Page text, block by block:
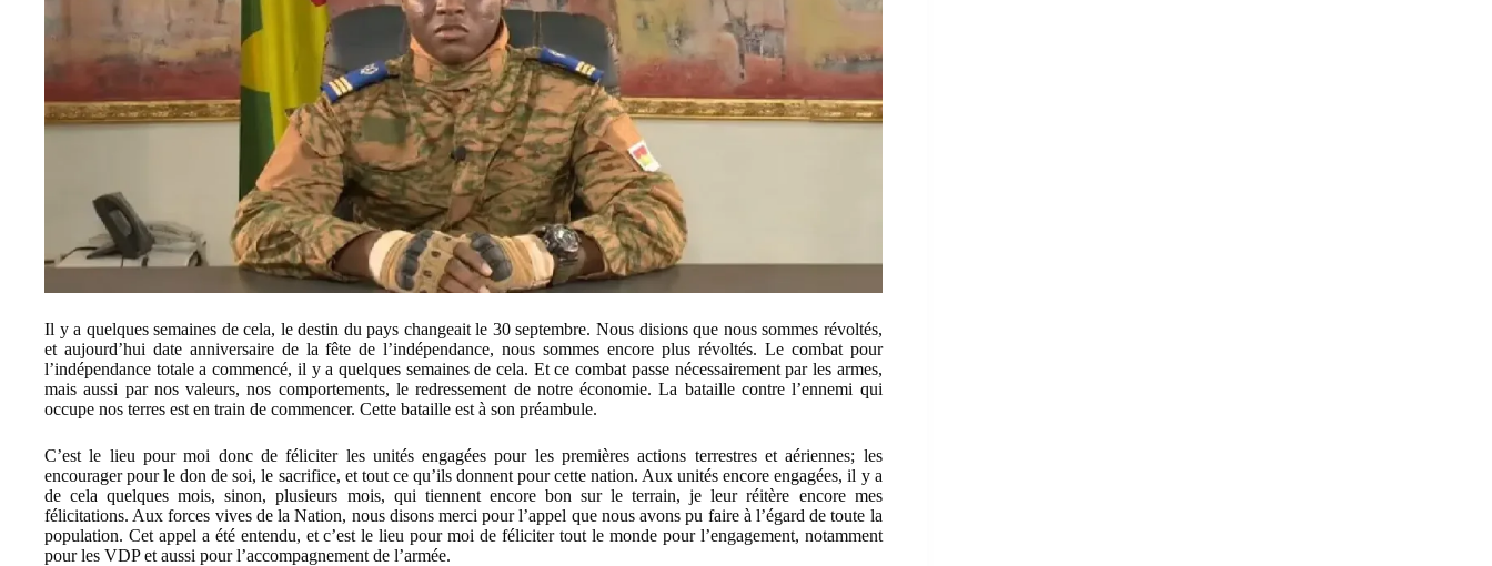
Il y a quelques semaines de cela, le destin du pays changeait le 30 septembre. Nous disions que nous sommes révoltés,
et aujourd’hui date anniversaire de la fête de l’indépendance, nous sommes encore plus révoltés. Le combat pour
l’indépendance totale a commencé, il y a quelques semaines de cela. Et ce combat passe nécessairement par les armes,
mais aussi par nos valeurs, nos comportements, le redressement de notre économie. La bataille contre l’ennemi qui
occupe nos terres est en train de commencer. Cette bataille est à son préambule.
C’est le lieu pour moi donc de féliciter les unités engagées pour les premières actions terrestres et aériennes; les
encourager pour le don de soi, le sacrifice, et tout ce qu’ils donnent pour cette nation. Aux unités encore engagées, il y a
de cela quelques mois, sinon, plusieurs mois, qui tiennent encore bon sur le terrain, je leur réitère encore mes
félicitations. Aux forces vives de la Nation, nous disons merci pour l’appel que nous avons pu faire à l’égard de toute la
population. Cet appel a été entendu, et c’est le lieu pour moi de féliciter tout le monde pour l’engagement, notamment
pour les VDP et aussi pour l’accompagnement de l’armée.